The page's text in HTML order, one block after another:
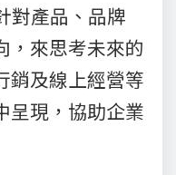
對產品、品牌
，來思考未來的
銷及線上經營等
呈現，協助企業